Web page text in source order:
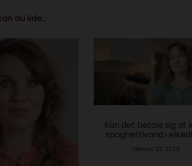
du lide..
Kan det betale sig at
spaghettivand i
februar 22, 2023